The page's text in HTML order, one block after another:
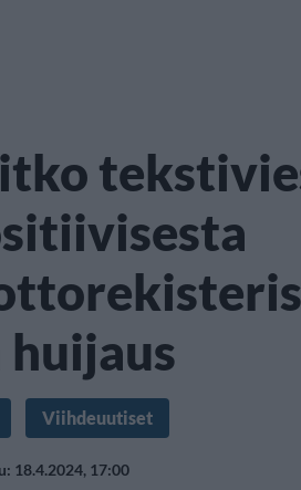
huijaus
Viihdeuutiset
18.4.2024, 17:00